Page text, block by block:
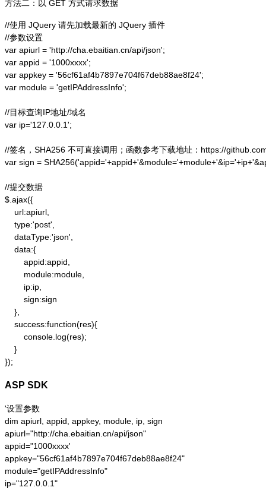
方法二：以 GET 方式请求数据
//使用 JQuery 请先加载最新的 JQuery 插件
//参数设置
var apiurl = 'http://cha.ebaitian.cn/api/json';
var appid = '1000xxxx';
var appkey = '56cf61af4b7897e704f67deb88ae8f24';
var module = 'getIPAddressInfo';
//目标查询IP地址/域名
var ip='127.0.0.1';
//签名，SHA256 不可直接调用；函数参考下载地址：https://
var sign =
//提交数据
$.ajax({
    url:apiurl,
    type:'post',
    dataType:'json',
    data:{
        appid:appid,
        module:module,
        ip:ip,
        sign:sign
    },
    success:function(res){
        console.log(res);
    }
});
ASP SDK
'设置参数
dim apiurl, appid, appkey, module, ip, sign
apiurl="http://cha.ebaitian.cn/api/json"
appid="1000xxxx'
appkey="56cf61af4b7897e704f67deb88ae8f24"
module="getIPAddressInfo"
ip="127.0.0.1"